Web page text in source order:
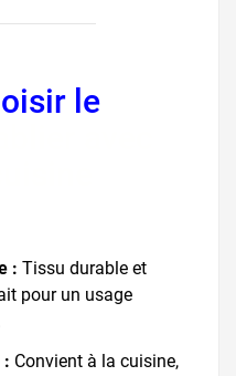
le
: Tissu durable et
pour un usage
: Convient à la cuisine,